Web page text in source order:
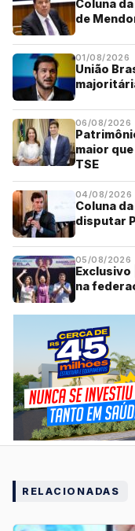
Coluna
de
01/08/2026
União
06/08/2026
maior
TSE
04/08/2026
Coluna
disputar
05/08/2026
Exclusivo
na
RELACIONADAS